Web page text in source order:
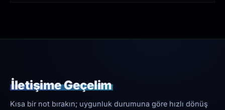
İletişime Geçelim
Kısa bir not bırakın; uygunluk durumuna göre hızlı dönüş